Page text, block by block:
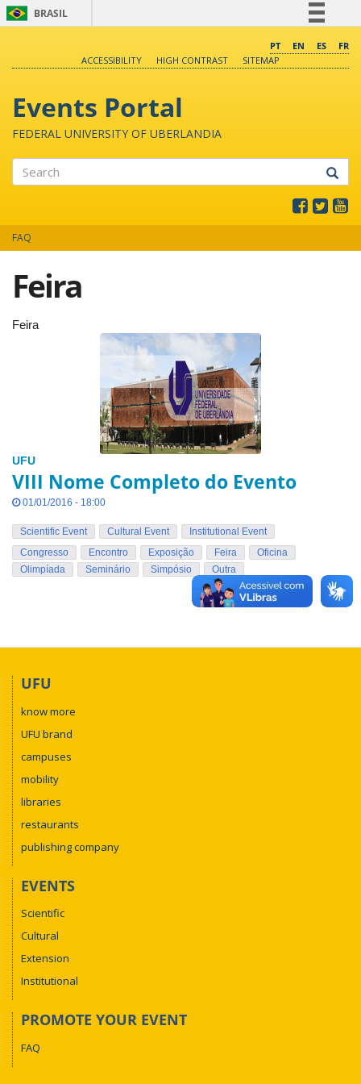
BRASIL
Comunica BR
Canais
PT EN ES
FR
ACCESSIBILITY
HIGH CONTRAST SITEMAP
Events Portal
FEDERAL UNIVERSITY OF UBERLANDIA
FAQ
Feira
Feira
UFU
VIII Nome Completo do Evento
01/01/2016 - 18:00
Scientific Event Cultural Event
Institutional Event
Congresso
Encontro Exposição Feira
Oficina
Olimpíada
Seminário Simpósio Outra
UFU
know more
UFU brand
campuses
mobility
libraries
restaurants
publishing company
EVENTS
Scientific
Cultural
Extension
Institutional
PROMOTE YOUR EVENT
FAQ